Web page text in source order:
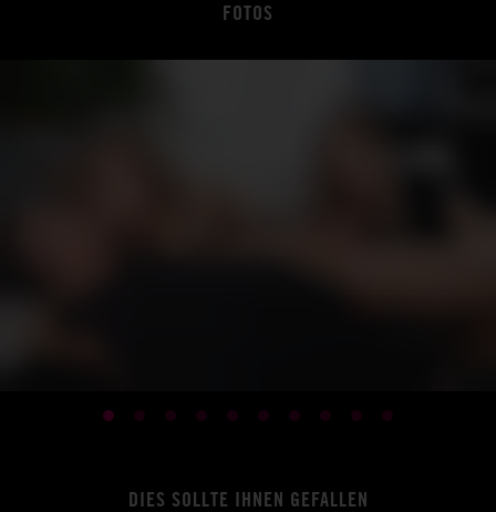
FOTOS
DIES SOLLTE IHNEN GEFALLEN